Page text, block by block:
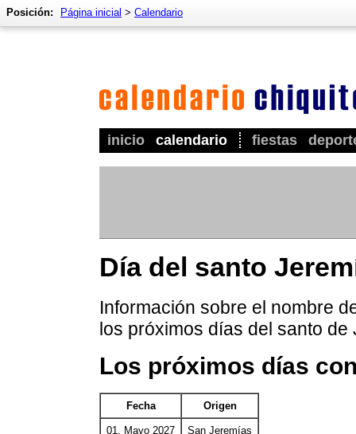
inicio calendario fiestas
Posición: Página inicial > Calendario
Día del santo
Información sobre el nombre
los próximos días del santo de
Los próximos días
Fecha Origen
01. Mayo 2027 San Jeremías